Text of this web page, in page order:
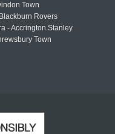
Town
Rovers
- Accrington Stanley
Town